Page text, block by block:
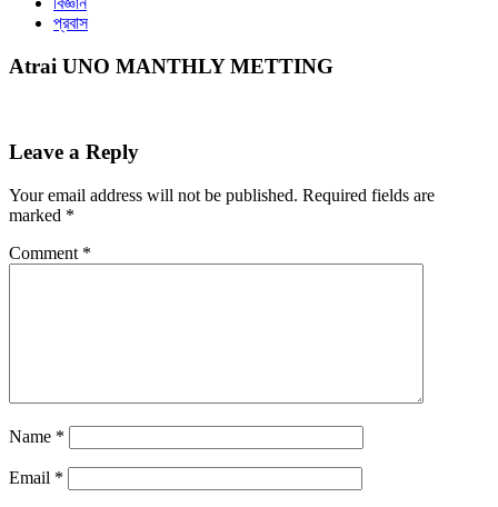
প্রবাস
Atrai UNO MANTHLY METTING
Leave a Reply
Your email address will not be published. Required fields are
marked *
Comment *
Name *
Email *